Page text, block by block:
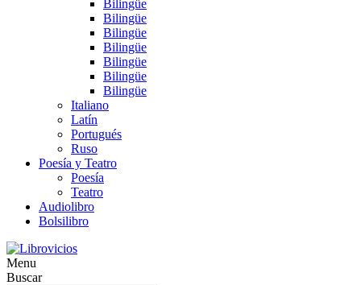
Bilingüe
Bilingüe
Bilingüe
Bilingüe
Bilingüe
Bilingüe
Bilingüe
Italiano
Latín
Portugués
Ruso
Poesía y Teatro
Poesía
Teatro
Audiolibro
Bolsilibro
Menu
Buscar